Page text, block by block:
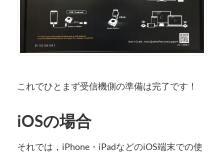
これでひとまず受信機側の準備は完了です！
iOSの場合
それでは，iPhone・iPadなどのiOS端末での使